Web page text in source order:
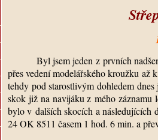
Byl jsem jeden z prvních
přes vedení modelářského kroužku až
tehdy pod starostlivým dohledem
skok již na navijáku z mého
bylo v dalších skocích a následujících
24 OK 8511 časem 1 hod. 6 min. a